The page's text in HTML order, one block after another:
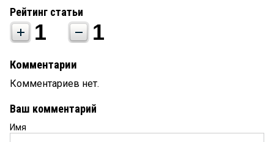
Рейтинг статьи
1 1
Комментарии
Комментариев нет.
Ваш комментарий
Имя